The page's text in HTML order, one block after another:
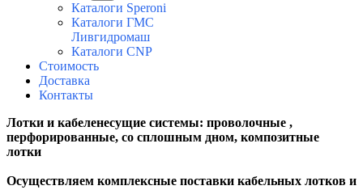
Каталоги Speroni
Каталоги ГМС
Ливгидромаш
Каталоги CNP
Стоимость
Доставка
Контакты
Лотки и кабеленесущие системы: проволочные ,
перфорированные, со сплошным дном, композитные
лотки
Осуществляем комплексные поставки кабельных лотков и